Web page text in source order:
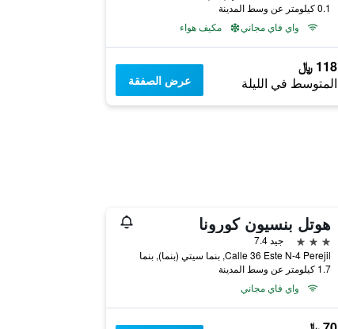
0.1 كيلومتر عن وسط المدينة
واي فاي مجاني
مكيف هواء
118 ﷼
المتوسط في الليلة عرض الصفقة
هوتل بنسيون كورونا
3 نجوم
جيد 7.4
Calle 36 Este N-4 Perejil, بنما سيتي (بنما), بنما
1.7 كيلومتر عن وسط المدينة
واي فاي مجاني